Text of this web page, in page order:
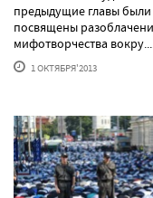
предыдущие главы были
посвящены
мифотворчества
1 ОКТЯБРЯ'2013